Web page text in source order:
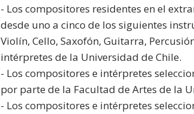
- Los compositores residentes en el
desde uno a cinco de los siguientes
Violín, Cello, Saxofón, Guitarra,
intérpretes de la Universidad de Chile.
- Los compositores e intérpretes
por parte de la Facultad de Artes de la
- Los compositores e intérpretes